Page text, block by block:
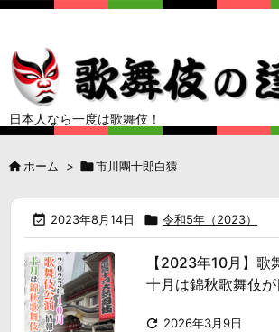
日本人なら一度は歌舞伎！
 ホーム > 市川團十郎白猿
 2023年8月14日  令和5年（2023）
【2023年10月】
十月は錦秋歌舞伎が
 2026年3月9日